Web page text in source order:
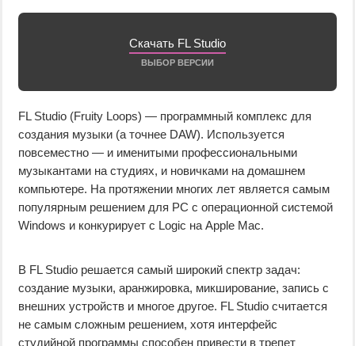
Скачать FL Studio
ВЫБОР ВЕРСИИ
FL Studio (Fruity Loops) — программный комплекс для
создания музыки (а точнее DAW). Используется
повсеместно — и именитыми профессиональными
музыкантами на студиях, и новичками на домашнем
компьютере. На протяжении многих лет является самым
популярным решением для PC с операционной системой
Windows и конкурирует с Logic на Apple Mac.
В FL Studio решается самый широкий спектр задач:
создание музыки, аранжировка, микширование, запись с
внешних устройств и многое другое. FL Studio считается
не самым сложным решением, хотя интерфейс
студийной программы способен привести в трепет